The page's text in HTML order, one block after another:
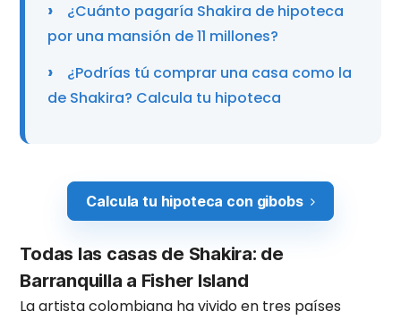
¿Cuánto pagaría Shakira de hipoteca
por una mansión de 11 millones?
¿Podrías tú comprar una casa como la
de Shakira? Calcula tu hipoteca
Calcula tu hipoteca con gibobs
Todas las casas de Shakira: de
Barranquilla a Fisher Island
La artista colombiana ha vivido en tres países